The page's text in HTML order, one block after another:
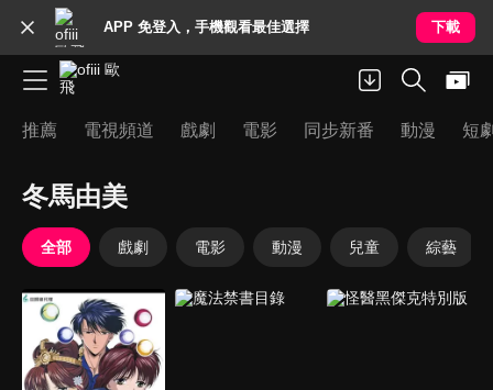
APP 免登入，手機觀看最佳選擇 下載
推薦 電視頻道 戲劇 電影 同步新番 動漫 短
冬馬由美
全部 戲劇 電影 動漫 兒童 綜藝